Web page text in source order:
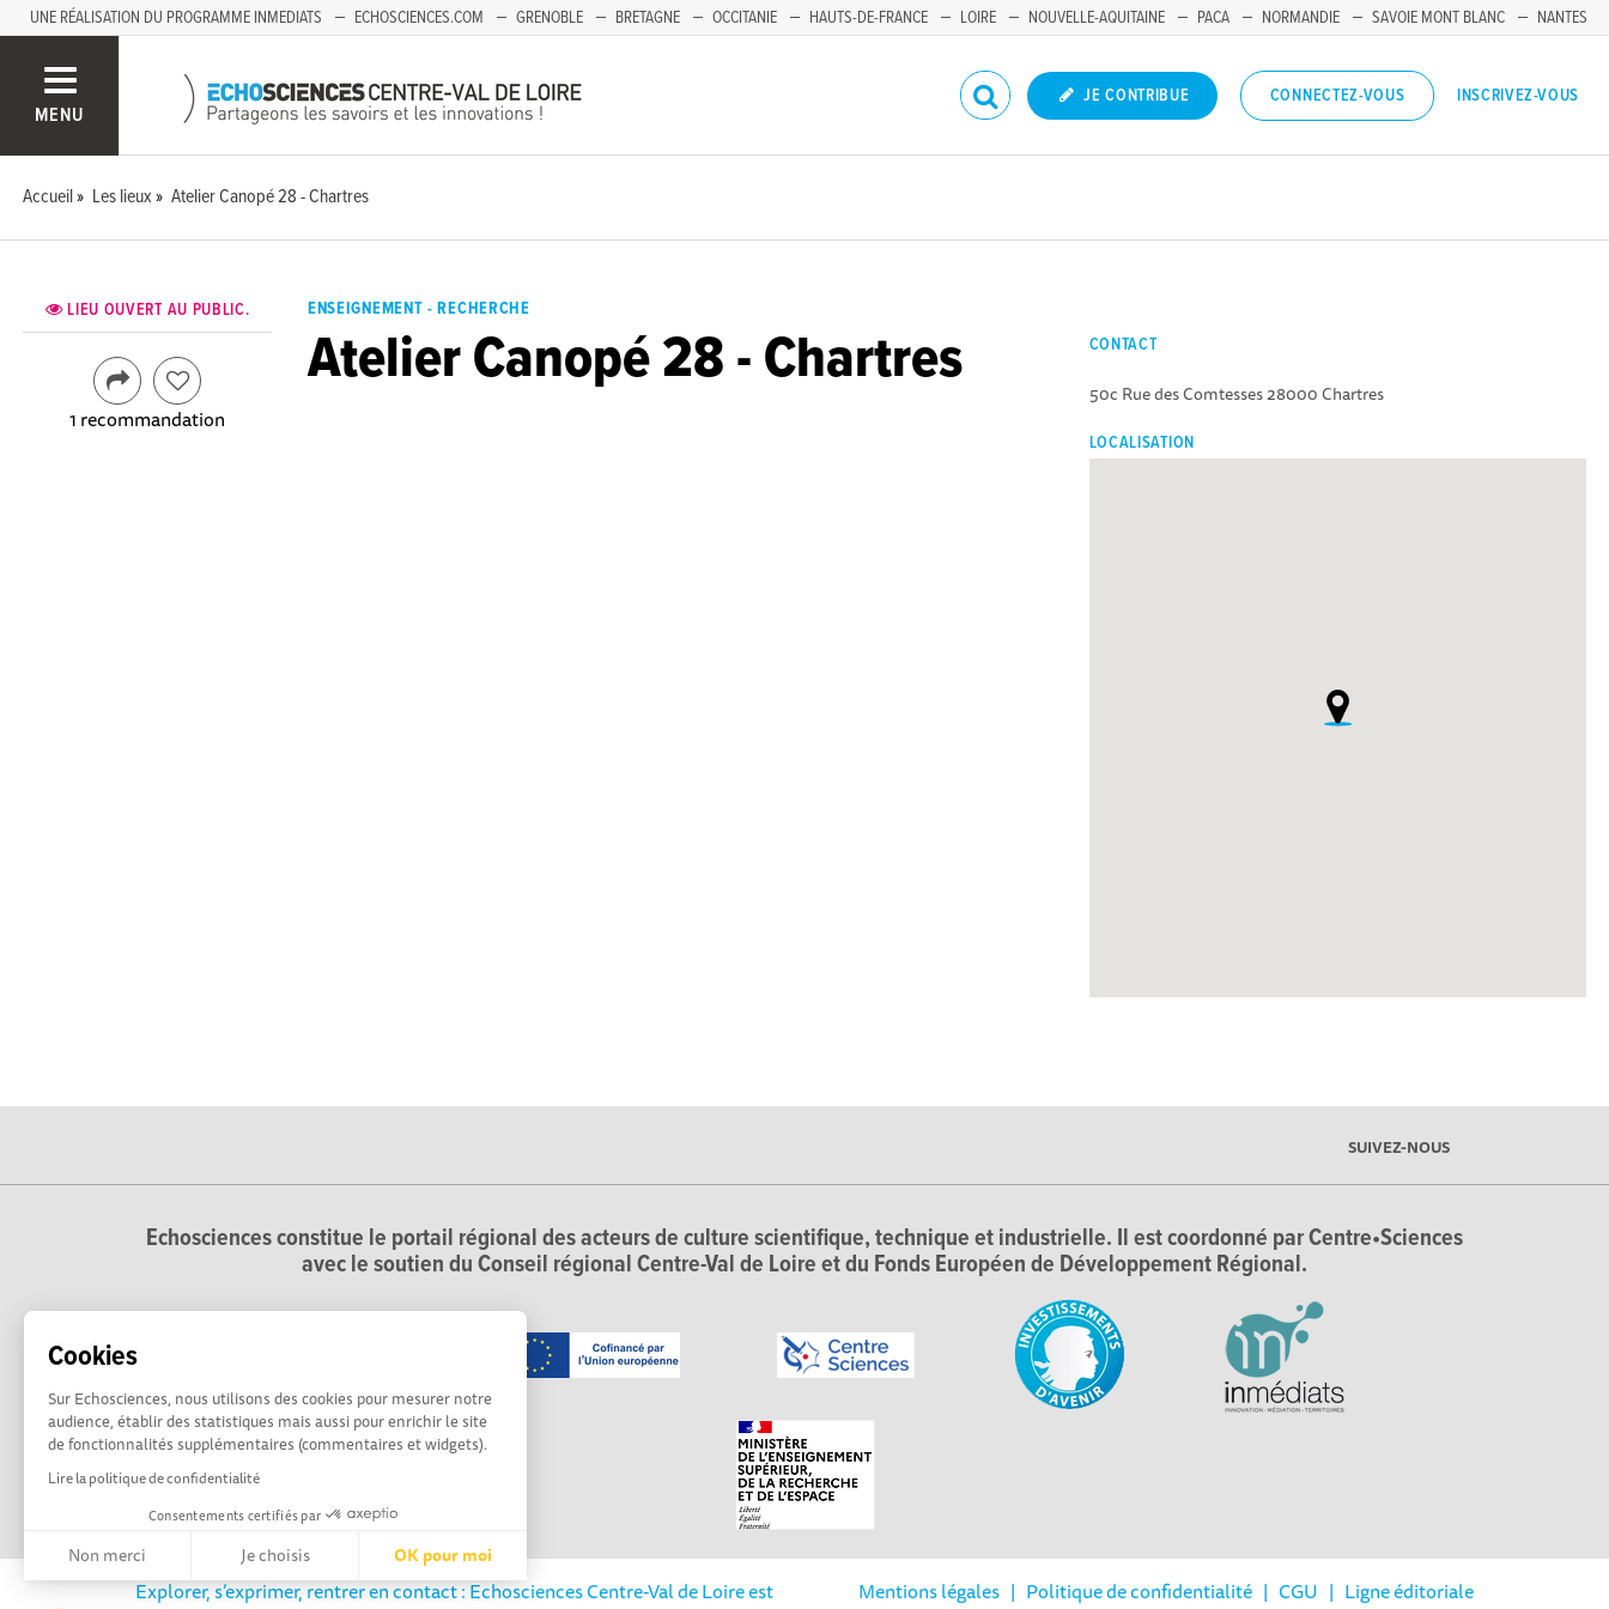
Cookies
Sur Echosciences, nous utilisons des cookies pour mesurer notre
audience, établir des statistiques mais aussi pour enrichir le site
de fonctionnalités supplémentaires (commentaires et widgets).
Lire la politique de confidentialité
Consentements certifiés par
Non merci Je choisis OK pour moi
Axeptio consent
UNE RÉALISATION DU PROGRAMME INMEDIATS ECHOSCIENCES.COM GRENOBLE BRETAGNE OCCITANIE HAUTS-DE-FRANCE LOIRE NOUVELLE-AQUITAINE PACA NORMANDIE SAVOIE MONT BLANC
NANTES
MENU
JE CONTRIBUE CONNECTEZ-VOUS INSCRIVEZ-VOUS
Accueil Les lieux Atelier Canopé 28 - Chartres
ENSEIGNEMENT - RECHERCHE
Atelier Canopé 28 - Chartres CONTACT
50c Rue des Comtesses 28000 Chartres
LOCALISATION
LIEU OUVERT AU PUBLIC.
1 recommandation
SUIVEZ-NOUS
Echosciences constitue le portail régional des acteurs de culture scientifique, technique et industrielle. Il est coordonné par Centre•Sciences
avec le soutien du Conseil régional Centre-Val de Loire et du Fonds Européen de Développement Régional.
Explorer, s’exprimer, rentrer en contact : Echosciences Centre-Val de Loire est
Mentions légales| Politique de confidentialité| CGU | Ligne éditoriale